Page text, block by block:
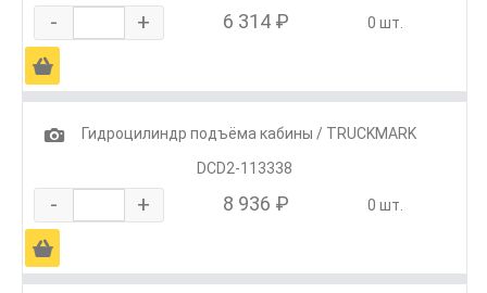
- + 6 314 ₽ 0 шт.
Ä
1
Гидроцилиндр подъёма кабины / TRUCKMARK
DCD2-113338
- + 8 936 ₽ 0 шт.
Ä